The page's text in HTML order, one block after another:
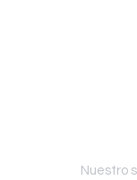
Nuestro